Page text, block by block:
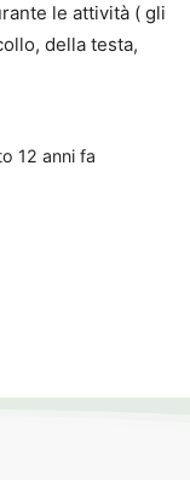
le attività ( gli
della testa,
12 anni fa